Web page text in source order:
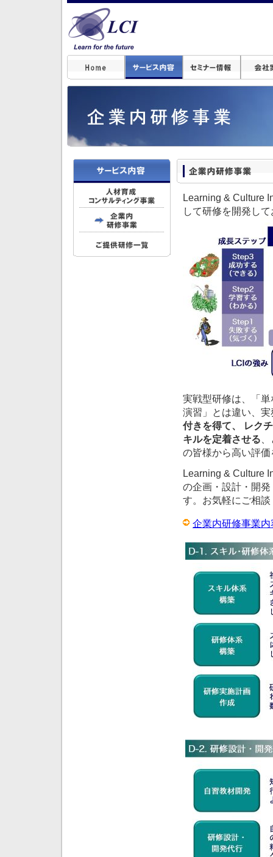
Learning & Culture
して研修を開発し
実戦型研修は、「
演習」とは違い、
付きを得て、 レク
キルを定着させる
の皆様から高い評
Learning & Culture
の企画・設計・開
す。お気軽にご相
企業内研修事業